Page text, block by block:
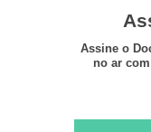
Assine o
no ar